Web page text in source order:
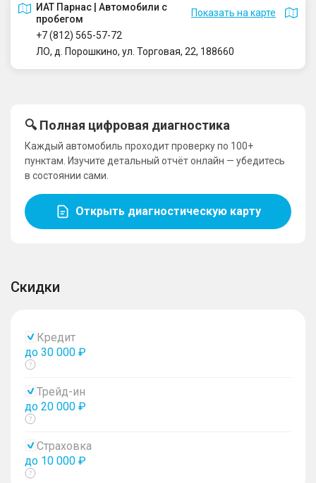
ИАТ Парнас | Автомобили с
пробегом
Показать на карте
+7 (812) 565-57-72
ЛО, д. Порошкино, ул. Торговая, 22, 188660
🔍 Полная цифровая диагностика
Каждый автомобиль проходит проверку по 100+
пунктам. Изучите детальный отчёт онлайн — убедитесь
в состоянии сами.
Открыть диагностическую карту
Скидки
Кредит
до 30 000 ₽
Показать
Трейд-ин
до 20 000 ₽
Показать
Страховка
до 10 000 ₽
Показать